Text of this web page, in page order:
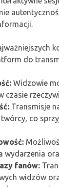
do
Widzowie
czasie
Transmisje
twórcy, co
wydarzenia
fanów:
widzów